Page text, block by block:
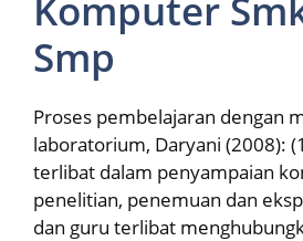
Komputer
Smp
Proses pembelajaran dengan
laboratorium, Daryani (2008):
terlibat dalam penyampaian
penelitian, penemuan dan
dan guru terlibat